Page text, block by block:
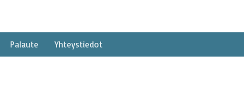
Palaute Yhteystiedot